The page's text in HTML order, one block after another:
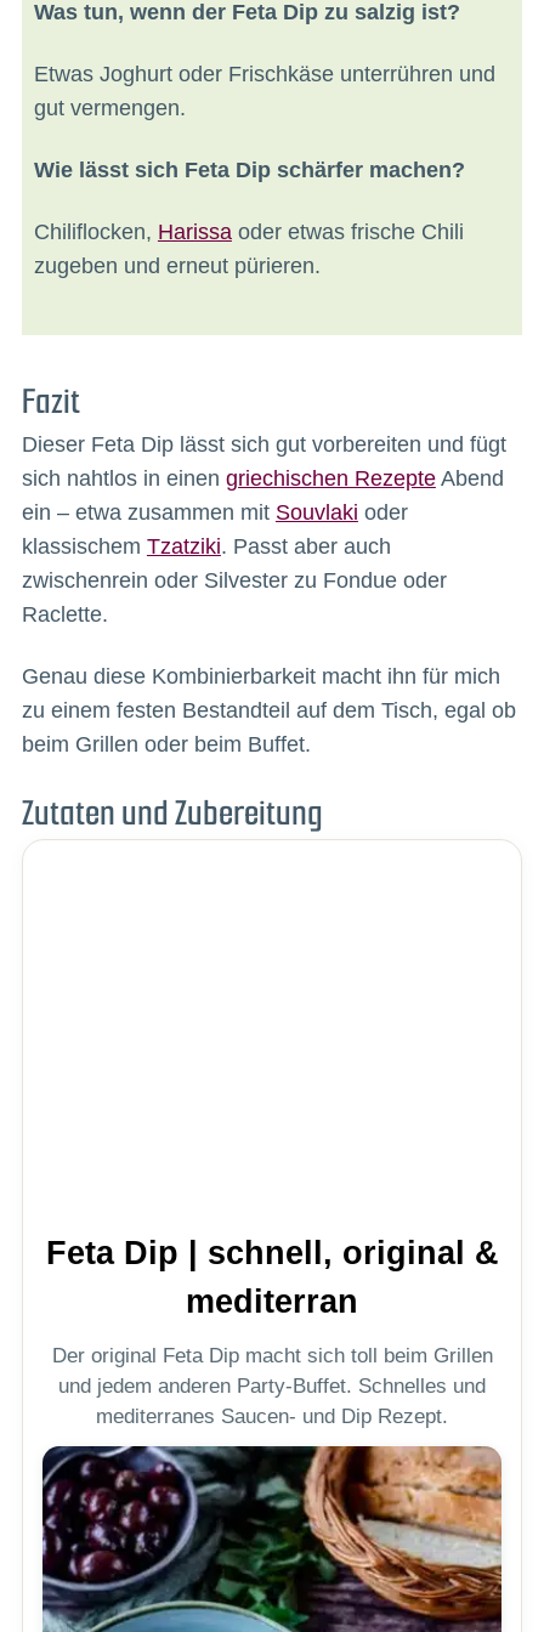
Was tun, wenn der Feta Dip zu salzig ist?
Etwas Joghurt oder Frischkäse unterrühren und
gut vermengen.
Wie lässt sich Feta Dip schärfer machen?
Chiliflocken, Harissaoder etwas frische Chili
zugeben und erneut pürieren.
Fazit
Dieser Feta Dip lässt sich gut vorbereiten und fügt
sich nahtlos in einen griechischen RezepteAbend
ein – etwa zusammen mit Souvlaki oder
klassischem Tzatziki. Passt aber auch
zwischenrein oder Silvester zu Fondue oder
Raclette.
Genau diese Kombinierbarkeit macht ihn für mich
zu einem festen Bestandteil auf dem Tisch, egal ob
beim Grillen oder beim Buffet.
Zutaten und Zubereitung
Feta Dip | schnell, original &
mediterran
Der original Feta Dip macht sich toll beim Grillen
und jedem anderen Party-Buffet. Schnelles und
mediterranes Saucen- und Dip Rezept.